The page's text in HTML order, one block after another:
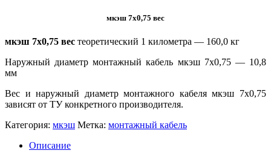
мкэш 7х0,75 вес
мкэш 7х0,75 вес теоретический 1 километра — 160,0 кг
Наружный диаметр монтажный кабель мкэш 7х0,75 — 10,8
мм
Вес и наружный диаметр монтажного кабеля мкэш 7х0,75
зависят от ТУ конкретного производителя.
Категория: мкэш Метка: монтажный кабель
Описание